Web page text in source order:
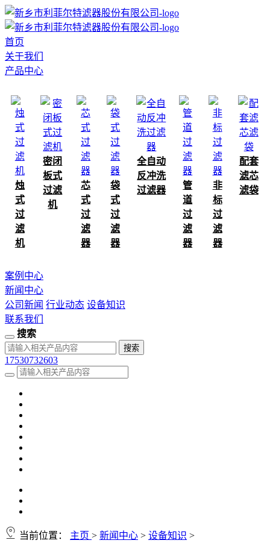
首页
关于我们
产品中心
烛
式
过
滤
机
密闭
板式
过滤
机
芯
式
过
滤
器
袋
式
过
滤
器
全自动
反冲洗
过滤器
管
道
过
滤
器
非
标
过
滤
器
配套
滤芯
滤袋
案例中心
新闻中心
公司新闻 行业动态 设备知识
联系我们
搜索
17530732603
当前位置： 主页 > 新闻中心 > 设备知识 >